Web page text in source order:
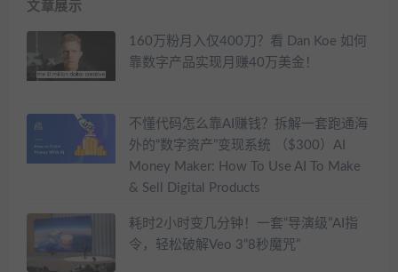
文章展示
160万粉月入仅400刀？看 Dan Koe 如何
靠数字产品实现月赚40万美金！
不懂代码怎么靠AI赚钱？拆解一套跑通海
外的“数字资产”变现系统 （$300）AI
Money Maker: How To Use AI To Make
& Sell Digital Products
耗时2小时变几分钟！一套“导演级”AI指
令，轻松破解Veo 3“8秒魔咒”